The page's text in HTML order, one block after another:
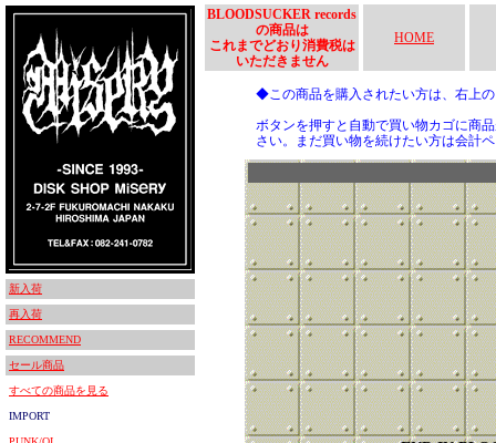
新入荷
再入荷
RECOMMEND
セール商品
すべての商品を見る
IMPORT
BLOODSUCKER records
の商品は
これまでどおり消費税は
いただきません
HOME
◆この商品を購入されたい方は、右上
ボタンを押すと自動で買い物カゴに商
さい。まだ買い物を続けたい方は会計